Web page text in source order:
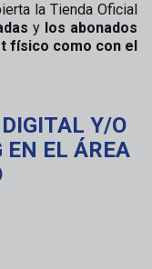
la Tienda Oficial
y los abonados
físico como con el
Y/O
EL ÁREA